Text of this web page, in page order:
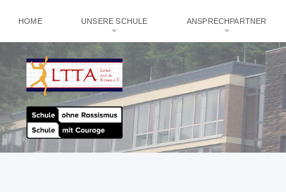
HOME UNSERE SCHULE ANSPRECHPARTNER